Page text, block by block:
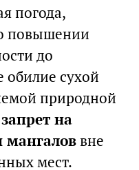
погода,
повышении
до
обилие сухой
природной
на
мангаловвне
мест.